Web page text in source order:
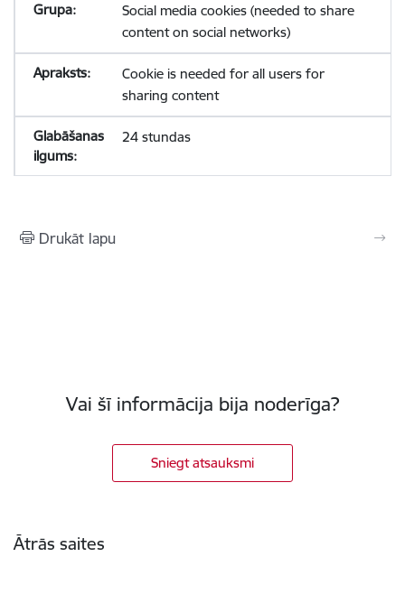
Social media cookies (needed to share
content on social networks)
Cookie is needed for all users for
sharing content
24 stundas
Drukāt lapu
Vai šī informācija bija noderīga?
Sniegt atsauksmi
Ātrās saites